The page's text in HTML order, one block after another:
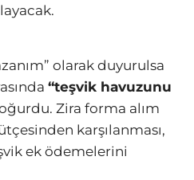
olarak duyurulsa
“teşvik havuzunu
Zira forma alım
karşılanması,
ek ödemelerini